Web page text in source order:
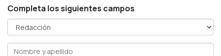
Completa los siguientes campos